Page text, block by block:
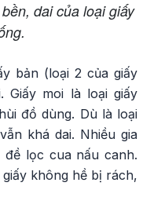
dai của loại giấy
bản (loại 2 của giấy
Giấy moi là loại giấy
đồ dùng. Dù là loại
khá dai. Nhiều gia
lọc cua nấu canh.
không hề bị rách,